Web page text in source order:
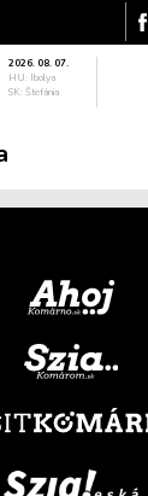
PODCAST
MIX
2026. 08. 07.
HU: Ibolya
SK: Štefánia